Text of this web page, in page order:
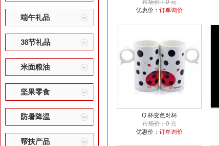
端午礼品
38节礼品
米面粮油
坚果零食
防暑降温
帮扶产品
市场价：0 元
优惠价： 订单询价
Q 杯变色对杯
市场价：0 元
优惠价： 订单询价